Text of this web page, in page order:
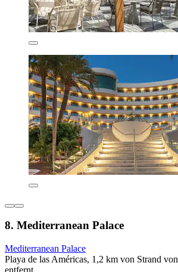
8. Mediterranean Palace
Mediterranean Palace
Playa de las Américas, 1,2 km von Strand
entfernt